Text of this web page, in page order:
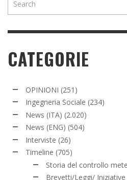
CATEGORIE
OPINIONI (251)
Ingegneria Sociale (234)
News (ITA) (2.020)
News (ENG) (504)
Interviste (26)
Timeline (705)
Storia del controllo
Brevetti/Leggi/